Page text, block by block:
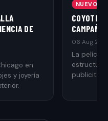
DE
en
y joyería
NUEVO
COYOTE
CAMPAÑA
06 Aug
La
estructura